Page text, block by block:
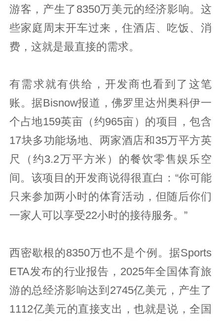
游客，产生了8350万美元的经济影响。这
些家庭周末开车过来，住酒店、吃饭、消
费，这就是最直接的需求。
有需求就有供给，开发商也看到了这笔
账。据Bisnow报道，佛罗里达州奥科伊一
个占地159英亩（约965亩）的项目，包含
17块多功能场地、两家酒店和35万平方英
尺（约3.2万平方米）的餐饮零售娱乐空
间。该项目的开发商说得很直白：“你可能
只来参加两小时的体育活动，但随后你们
一家人可以享受22小时的接待服务。”
西密歇根的8350万也不是个例。据Sports
ETA发布的行业报告，2025年全国体育旅
游的总经济影响达到2745亿美元，产生了
1112亿美元的直接支出，也就是说，全国